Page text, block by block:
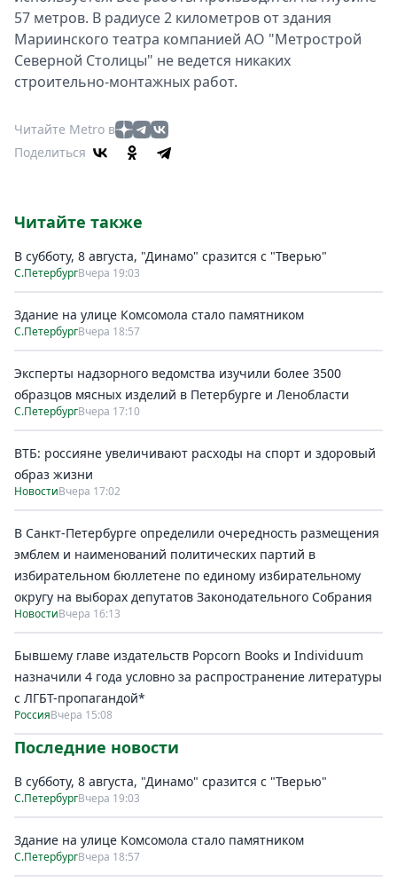
57 метров. В радиусе 2 километров от здания
Мариинского театра компанией АО "Метрострой
Северной Столицы" не ведется никаких
строительно-монтажных работ.
Читайте Metro в
Поделиться
Читайте также
В субботу, 8 августа, "Динамо" сразится с "Тверью"
С.ПетербургВчера 19:03
Здание на улице Комсомола стало памятником
С.ПетербургВчера 18:57
Эксперты надзорного ведомства изучили более 3500
образцов мясных изделий в Петербурге и Ленобласти
С.ПетербургВчера 17:10
ВТБ: россияне увеличивают расходы на спорт и здоровый
образ жизни
НовостиВчера 17:02
В Санкт-Петербурге определили очередность размещения
эмблем и наименований политических партий в
избирательном бюллетене по единому избирательному
округу на выборах депутатов Законодательного Собрания
НовостиВчера 16:13
Бывшему главе издательств Popcorn Books и Individuum
назначили 4 года условно за распространение литературы
с ЛГБТ-пропагандой*
РоссияВчера 15:08
Последние новости
В субботу, 8 августа, "Динамо" сразится с "Тверью"
С.ПетербургВчера 19:03
Здание на улице Комсомола стало памятником
С.ПетербургВчера 18:57